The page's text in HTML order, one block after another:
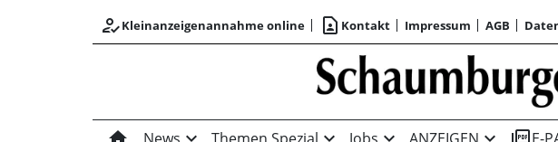
how_to_regKleinanzeigenannahme online contact_page Kontakt Impressum AGB